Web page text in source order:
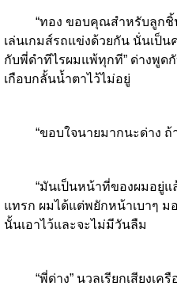
“ทอง ขอบคุณสำหรับลูกชิ้น
เล่นเกมส์รถแข่งด้วยกัน นั่นเป็
กับพี่ดำทีไรผมแพ้ทุกที” ด่างพูด
เกือบกลั้นน้ำตาไว้ไม่อยู่
“ขอบใจนายมากนะด่าง ถ้า
“มันเป็นหน้าที่ของผมอยู่แล้
แทรก ผมได้แต่พยักหน้าเบาๆ ม
นั้นเอาไว้และจะไม่มีวันลืม
“พี่ด่าง” นวลเรียกเสียงเครื